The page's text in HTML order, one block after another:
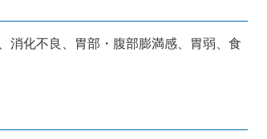
消化不良、胃部・腹部膨満感、胃弱、食